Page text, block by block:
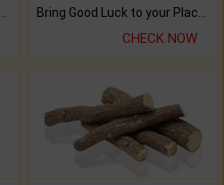
CHECK NOW